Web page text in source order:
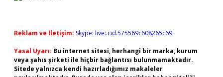
Reklam ve İletişim: Skype: live:.cid.575569c608265c69
Yasal Uyarı: Bu internet sitesi, herhangi bir marka, kurum
veya şahıs şirketi ile hiçbir bağlantısı bulunmamaktadır.
Sitede yalnızca kendi hazırladığımız makaleler